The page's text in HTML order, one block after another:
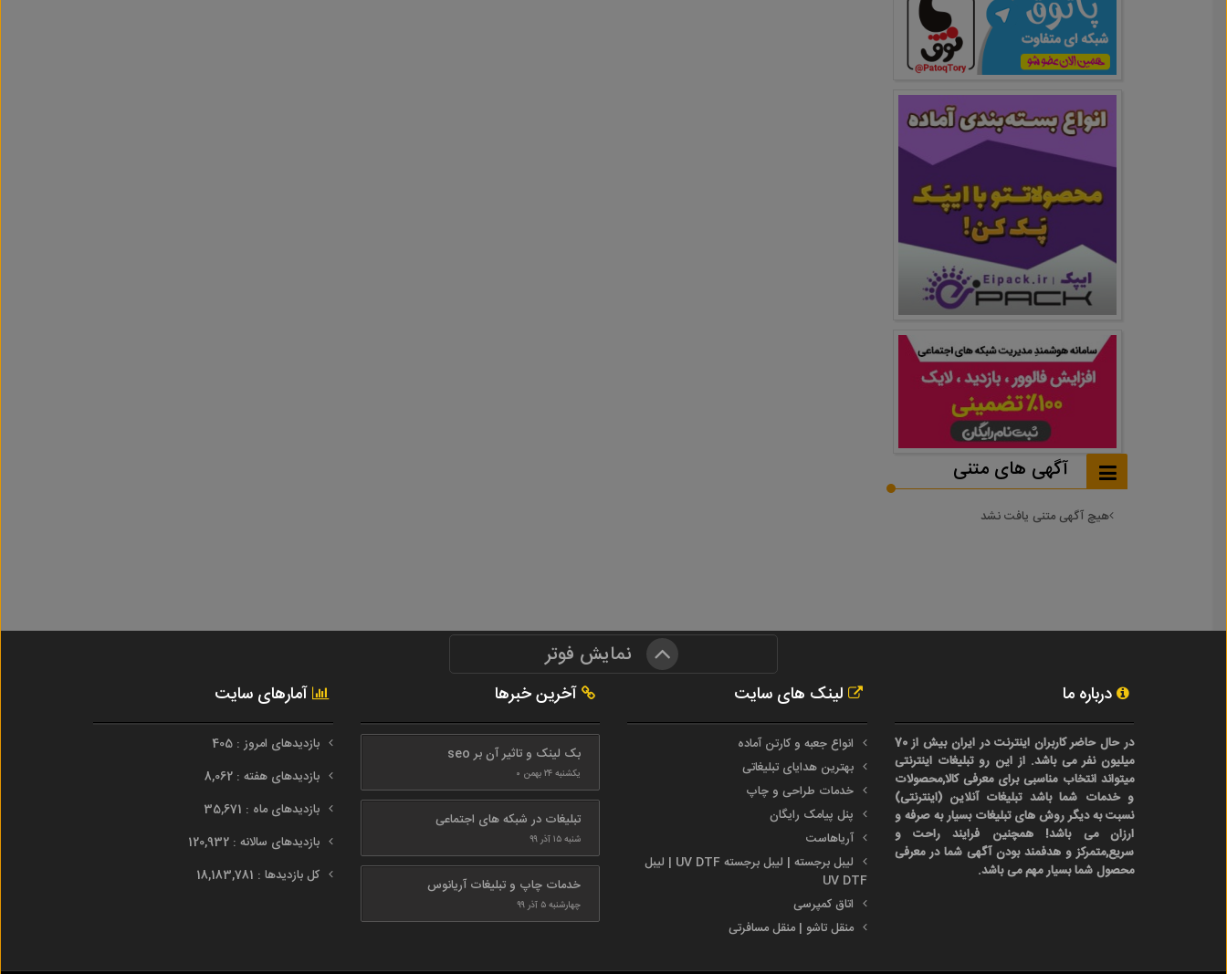
آگهی های متنی
هیچ آگهی متنی یافت نشد
نمایش فوتر
درباره ما
در حال حاضر کاربران اینترنت در ایران بیش از 70
میلیون نفر می باشد. از این رو تبلیغات اینترنتی
میتواند انتخاب مناسبی برای معرفی کالا,محصولات
و خدمات شما باشد تبلیغات آنلاین (اینترنتی)
نسبت به دیگر روش های تبلیغات بسیار به صرفه و
ارزان می باشد! همچنین فرایند راحت و
سریع,متمرکز و هدفمند بودن آگهی شما در معرفی
محصول شما بسیار مهم می باشد.
لینک های سایت
انواع جعبه و کارتن آماده
بهترین هدایای تبلیغاتی
خدمات طراحی و چاپ
پنل پیامک رایگان
آریاهاست
لیبل برجسته | لیبل برجسته UV DTF | لیبل
UV DTF
اتاق کمپرسی
منقل تاشو | منقل مسافرتی
آخرین خبرها
بک لینک و تاثیر آن بر seo
یکشنبه ۲۴ بهمن ۰
تبلیغات در شبکه های اجتماعی
شنبه ۱۵ آذر ۹۹
خدمات چاپ و تبلیغات آریانوس
چهارشنبه ۵ آذر ۹۹
آمارهای سایت
بازدیدهای امروز : 405
بازدیدهای هفته : 8,062
بازدیدهای ماه : 35,671
بازدیدهای سالانه : 120,932
کل بازدیدها : 18,183,781